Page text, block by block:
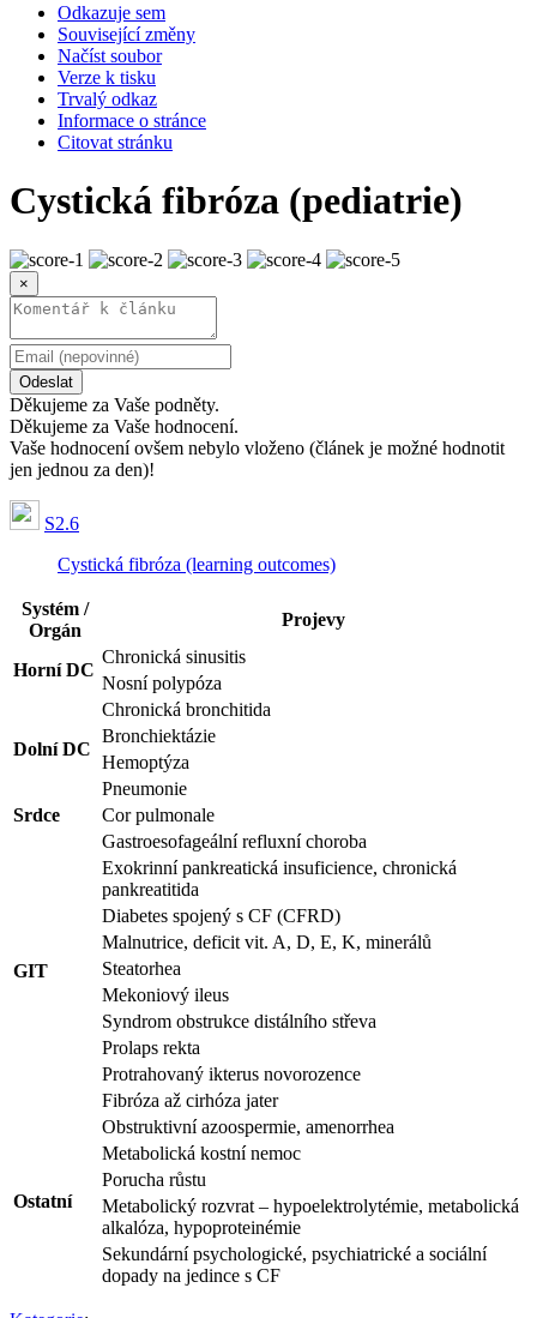
Odkazuje sem
Související změny
Načíst soubor
Verze k tisku
Trvalý odkaz
Informace o stránce
Citovat stránku
Cystická fibróza (pediatrie)
×
Odeslat
Děkujeme za Vaše podněty.
Děkujeme za Vaše hodnocení.
Vaše hodnocení ovšem nebylo vloženo (článek je možné hodnotit
jen jednou za den)!
S2.6
Cystická fibróza (learning outcomes)
Systém /
Orgán
Projevy
Horní DC
Chronická sinusitis
Nosní polypóza
Dolní DC
Chronická bronchitida
Bronchiektázie
Hemoptýza
Pneumonie
Srdce
Cor pulmonale
GIT
Gastroesofageální refluxní choroba
Exokrinní pankreatická insuficience, chronická
pankreatitida
Diabetes spojený s CF (CFRD)
Malnutrice, deficit vit. A, D, E, K, minerálů
Steatorhea
Mekoniový ileus
Syndrom obstrukce distálního střeva
Prolaps rekta
Protrahovaný ikterus novorozence
Fibróza až cirhóza jater
Ostatní
Obstruktivní azoospermie, amenorrhea
Metabolická kostní nemoc
Porucha růstu
Metabolický rozvrat – hypoelektrolytémie, metabolická
alkalóza, hypoproteinémie
Sekundární psychologické, psychiatrické a sociální
dopady na jedince s CF